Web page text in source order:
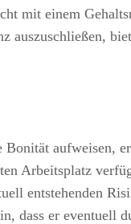
mit einem
auszuschließen,
aufweisen,
Arbeitsplatz
entstehenden
dass er eventuell